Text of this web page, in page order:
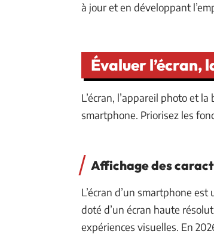
à jour et en développant
Évaluer l’écran,
L’écran, l’appareil photo et
smartphone. Priorisez les
Affichage des
L’écran d’un smartphone
doté d’un écran haute
expériences visuelles. En